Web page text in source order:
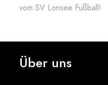
vom SV Lonsee Fußball!
Über uns